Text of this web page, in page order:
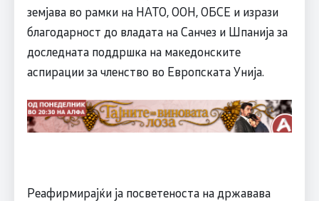
земјава во рамки на НАТО, ООН, ОБСЕ и изрази
благодарност до владата на Санчез и Шпанија за
доследната поддршка на македонските
аспирации за членство во Европската Унија.
Реафирмирајќи ја посветеноста на државава